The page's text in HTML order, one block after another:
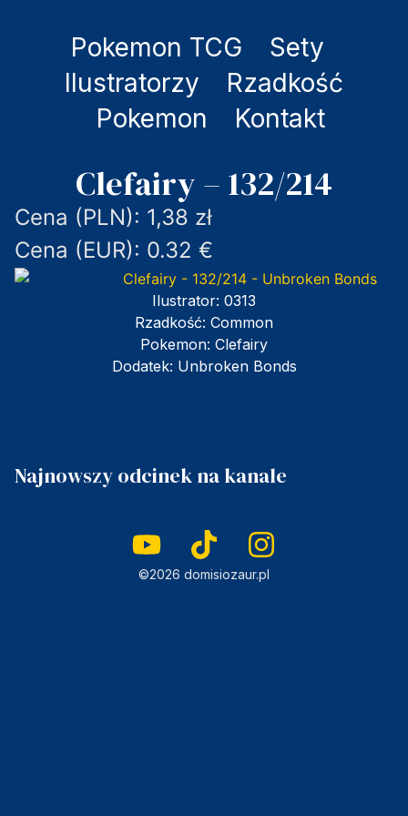
Pokemon TCG
Sety
Ilustratorzy
Rzadkość
Pokemon
Kontakt
Clefairy – 132/214
Cena (PLN): 1,38 zł
Cena (EUR): 0.32 €
Ilustrator: 0313
Rzadkość: Common
Pokemon: Clefairy
Dodatek: Unbroken Bonds
Najnowszy odcinek na kanale
©2026 domisiozaur.pl